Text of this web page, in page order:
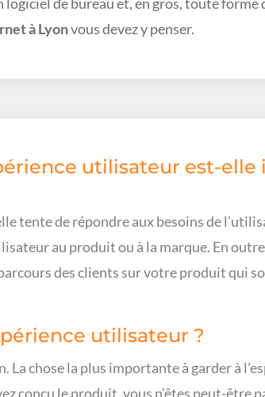
à Lyonvous devez y penser.
utilisateur est-
tente de répondre aux besoins de
au produit ou à la marque. En
des clients sur votre produit qui
utilisateur ?
chose la plus importante à garder à
conçu le produit, vous n’êtes peut-être